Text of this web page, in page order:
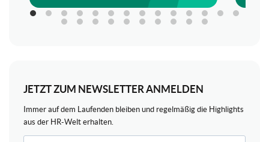
JETZT ZUM NEWSLETTER ANMELDEN
Immer auf dem Laufenden bleiben und regelmäßig die Highlights
aus der HR-Welt erhalten.